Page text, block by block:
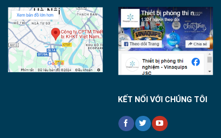
KẾT NỐI VỚI CHÚNG TÔI